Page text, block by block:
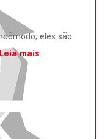
eles são
Leia mais